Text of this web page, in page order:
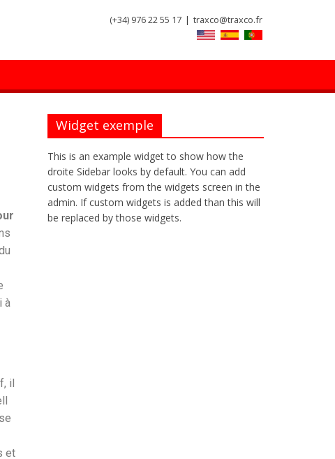
(+34) 976 22 55 17 | traxco@traxco.fr
à
il
et
Widget exemple
This is an example widget to show how the
droite Sidebar looks by default. You can add
custom widgets from the widgets screen in the
admin. If custom widgets is added than this will
be replaced by those widgets.